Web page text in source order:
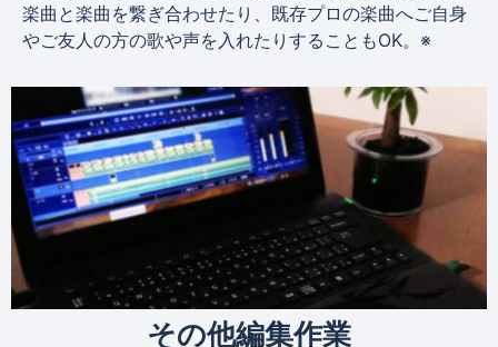
楽曲と楽曲を繋ぎ合わせたり、既存プロの楽曲へご自身
やご友人の方の歌や声を入れたりすることもOK。※
その他編集作業